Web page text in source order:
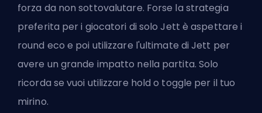
forza da non sottovalutare. Forse la strategia
preferita per i giocatori di solo Jett è aspettare i
round eco e poi utilizzare l'ultimate di Jett per
avere un grande impatto nella partita. Solo
ricorda se vuoi utilizzare hold o toggle per il tuo
mirino.